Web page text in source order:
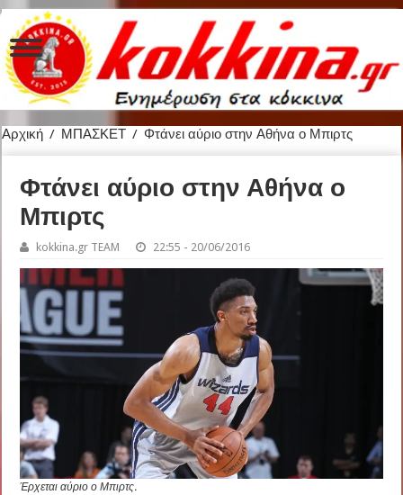
Αρχική / ΜΠΑΣΚΕΤ / Φτάνει αύριο στην Αθήνα ο Μπιρτς
Φτάνει αύριο στην Αθήνα ο
Μπιρτς
kokkina.gr TEAM 22:55 - 20/06/2016
Έρχεται αύριο ο Μπιρτς.